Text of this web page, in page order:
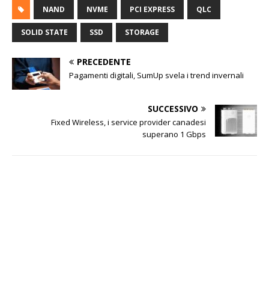
NAND NVME PCI EXPRESS QLC
SOLID STATE SSD STORAGE
PRECEDENTE
Pagamenti digitali, SumUp svela i trend invernali
SUCCESSIVO
Fixed Wireless, i service provider canadesi
superano 1 Gbps